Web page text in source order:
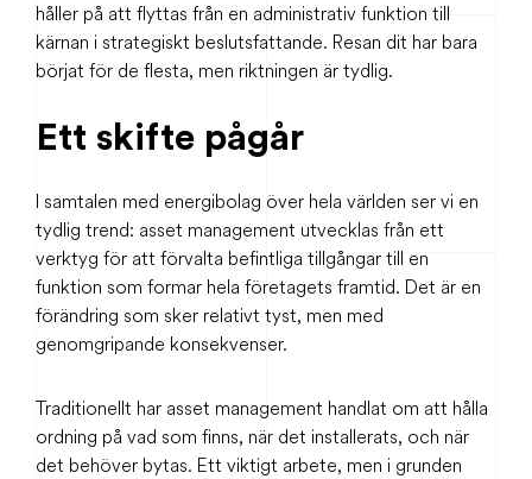
håller på att flyttas från en administrativ funktion till
kärnan i strategiskt beslutsfattande. Resan dit har bara
börjat för de flesta, men riktningen är tydlig.
Ett skifte pågår
I samtalen med energibolag över hela världen ser vi en
tydlig trend: asset management utvecklas från ett
verktyg för att förvalta befintliga tillgångar till en
funktion som formar hela företagets framtid. Det är en
förändring som sker relativt tyst, men med
genomgripande konsekvenser.
Traditionellt har asset management handlat om att hålla
ordning på vad som finns, när det installerats, och när
det behöver bytas. Ett viktigt arbete, men i grunden